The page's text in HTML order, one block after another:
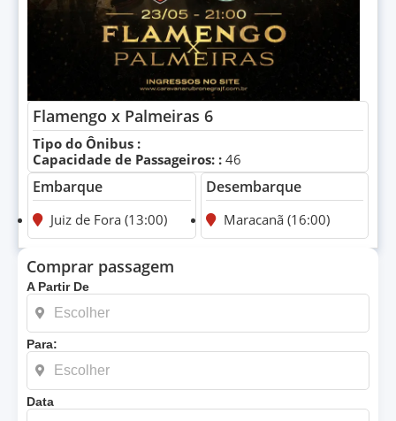
Flamengo x Palmeiras 6
Tipo do Ônibus :
Capacidade de Passageiros: : 46
Embarque
Juiz de Fora (13:00)
Desembarque
Maracanã (16:00)
Comprar passagem
A Partir De
Para:
Data